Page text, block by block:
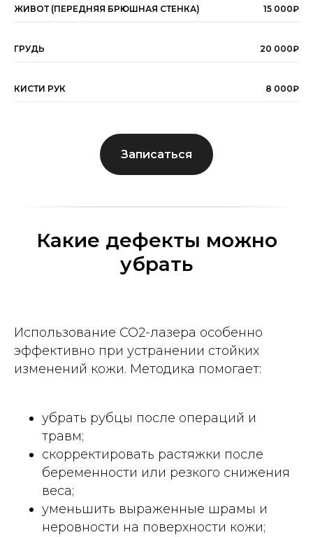
ЖИВОТ (ПЕРЕДНЯЯ БРЮШНАЯ СТЕНКА) 15 000₽
ГРУДЬ 20 000₽
КИСТИ РУК 8 000₽
Записаться
Какие дефекты можно
убрать
Использование CO2-лазера особенно
эффективно при устранении стойких
изменений кожи. Методика помогает:
убрать рубцы после операций и
травм;
скорректировать растяжки после
беременности или резкого снижения
веса;
уменьшить выраженные шрамы и
неровности на поверхности кожи;